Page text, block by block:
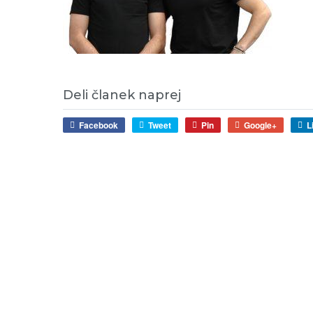
Deli članek naprej
Facebook Tweet Pin Google+